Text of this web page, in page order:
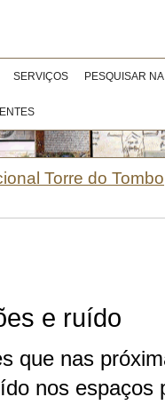
SERVIÇOS PESQUISAR
Torre do Tombo
e ruído
que nas
nos espaços